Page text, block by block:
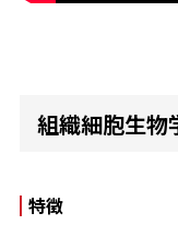
組織細胞生物
特徴